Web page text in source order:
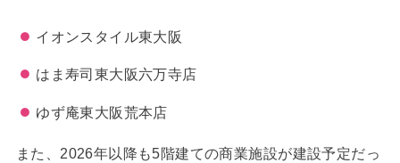
イオンスタイル東大阪
はま寿司東大阪六万寺店
ゆず庵東大阪荒本店
また、2026年以降も5階建ての商業施設が建設予定だっ